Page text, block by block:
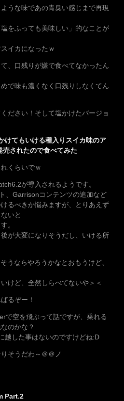
うな味であの青臭い感じまで再現
をふっても美味しい」的なことが
イカになったｗ
、口残りが嫌で食べてなかったん
で味も濃くなく口残りしなくてん
ださい！そして塩かけたバージョ
けてもいける種入りスイカ味のア
されたので食べてみた
くらいでｗ
が導入されるようです。
、Garrisonコンテンツの追加など
るべきか悩みますが、とりあえず
いと
。
が大変になりそうだし、いける所
うならやろうかなとおもうけど、
けど、全然しらべてないや＞＜
るぞー！
で空を飛ぶって話ですが、乗れる
のかな？
越した事はないのですけどね:D
そうだわ～＠＠ノ
Part.2